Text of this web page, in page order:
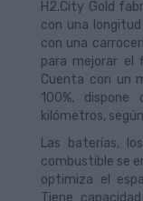
H2.City Gold
con una
con una
para mejorar el
Cuenta con un
100%,
kilómetros,
Las baterías,
combustible se
optimiza el
Tiene